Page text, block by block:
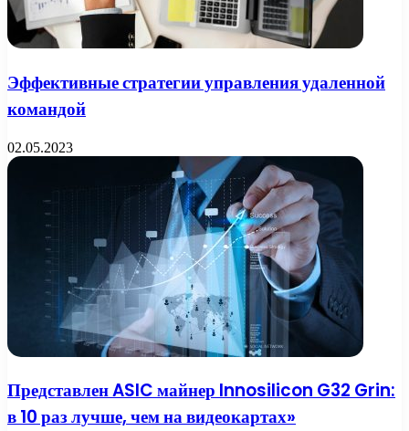
Эффективные стратегии управления удаленной
командой
02.05.2023
Представлен ASIC майнер Innosilicon G32 Grin:
в 10 раз лучше, чем на видеокартах»